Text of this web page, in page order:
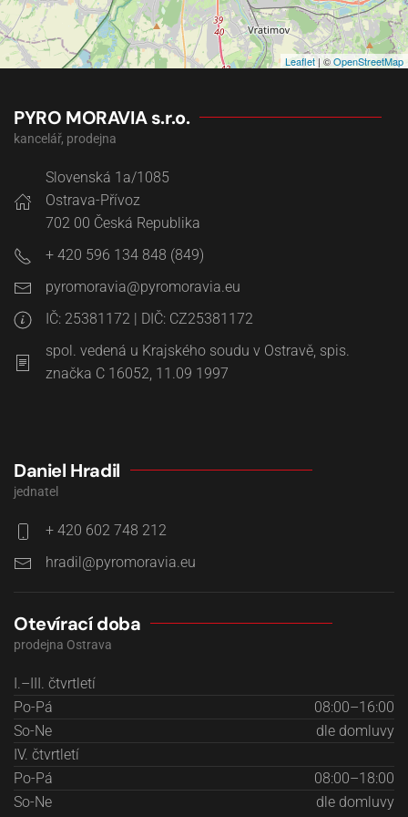
Leaflet| ©OpenStreetMap
PYRO MORAVIA s.r.o.
kancelář, prodejna
Slovenská 1a/1085
Ostrava-Přívoz
702 00 Česká Republika
+ 420 596 134 848 (849)
IČ: 25381172 | DIČ: CZ25381172
spol. vedená u Krajského soudu v Ostravě, spis.
značka C 16052, 11.09 1997
Daniel Hradil
jednatel
+ 420 602 748 212
Otevírací doba
prodejna Ostrava
I.–III. čtvrtletí
Po-Pá
08:00–16:00
So-Ne
dle domluvy
IV. čtvrtletí
Po-Pá
08:00–18:00
So-Ne
dle domluvy